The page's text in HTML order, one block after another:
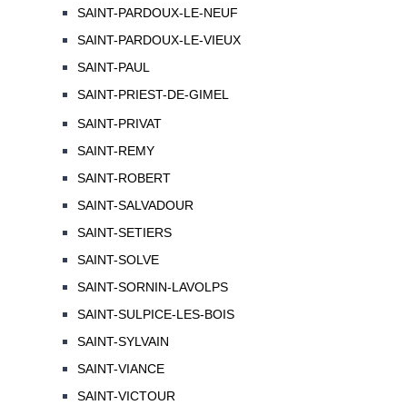
SAINT-PARDOUX-LE-NEUF
SAINT-PARDOUX-LE-VIEUX
SAINT-PAUL
SAINT-PRIEST-DE-GIMEL
SAINT-PRIVAT
SAINT-REMY
SAINT-ROBERT
SAINT-SALVADOUR
SAINT-SETIERS
SAINT-SOLVE
SAINT-SORNIN-LAVOLPS
SAINT-SULPICE-LES-BOIS
SAINT-SYLVAIN
SAINT-VIANCE
SAINT-VICTOUR